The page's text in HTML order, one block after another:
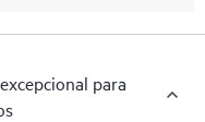
para